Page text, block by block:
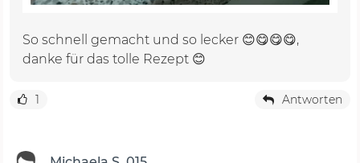
So schnell gemacht und so lecker 😊😋😋😋,
danke für das tolle Rezept 😊
1 Antworten